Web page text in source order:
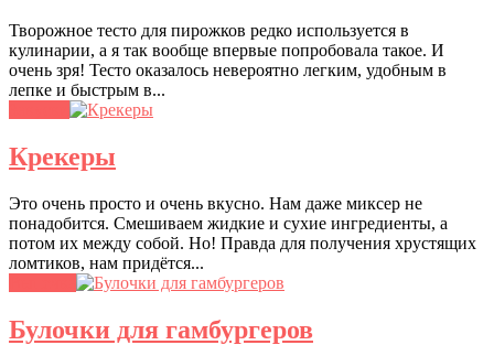
Творожное тесто для пирожков редко используется в
кулинарии, а я так вообще впервые попробовала такое. И
очень зря! Тесто оказалось невероятно легким, удобным в
лепке и быстрым в...
Крекеры
Это очень просто и очень вкусно. Нам даже миксер не
понадобится. Смешиваем жидкие и сухие ингредиенты, а
потом их между собой. Но! Правда для получения хрустящих
ломтиков, нам придётся...
Булочки для гамбургеров